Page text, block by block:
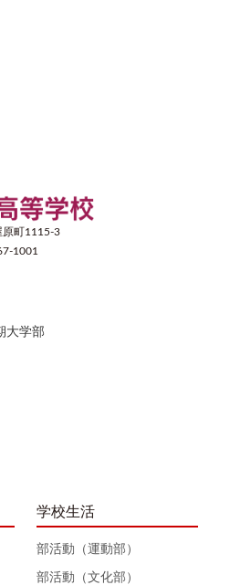
原町1115-3
1001
大学部
学校生活
部活動（運動部）
部活動（文化部）